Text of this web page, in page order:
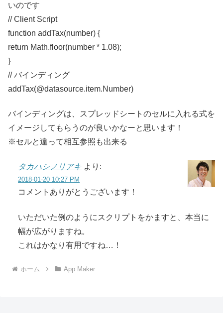
いのです
// Client Script
function addTax(number) {
return Math.floor(number * 1.08);
}
// バインディング
addTax(@datasource.item.Number)
バインディングは、スプレッドシートのセルに入れる式を
イメージしてもらうのが良いかなーと思います！
※セルと違って相互参照も出来る
タカハシノリアキ より:
2018-01-20 10:27 PM
コメントありがとうございます！
いただいた例のようにスクリプトをかますと、本当に
幅が広がりますね。
これはかなり有用ですね…！
ホーム App Maker